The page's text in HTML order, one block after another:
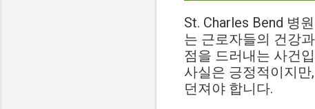
St. Charles Bend 병
는 근로자들의 건강
점을 드러내는 사건
사실은 긍정적이지
던져야 합니다.